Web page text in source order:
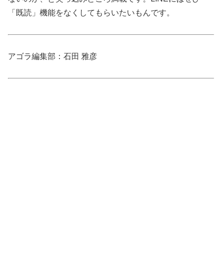
「既読」機能をなくしてもらいたいもんです。
アゴラ編集部：石田 雅彦